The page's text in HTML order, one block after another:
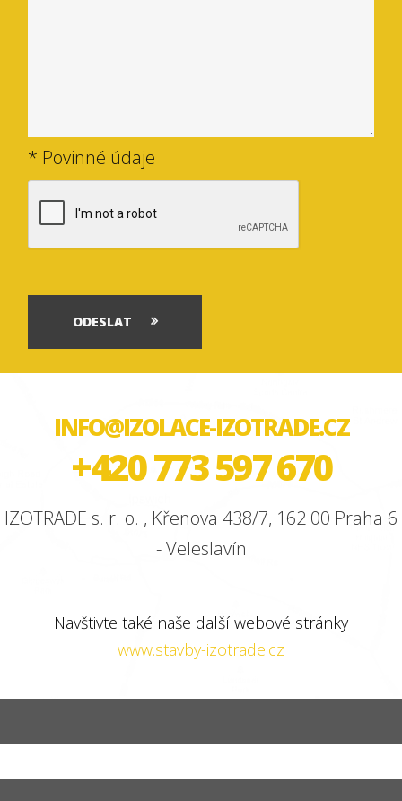
* Povinné údaje
ODESLAT
INFO@IZOLACE-IZOTRADE.CZ
+420 773 597 670
IZOTRADE s. r. o. , Křenova 438/7, 162 00 Praha 6
- Veleslavín
Navštivte také naše další webové stránky
www.stavby-izotrade.cz